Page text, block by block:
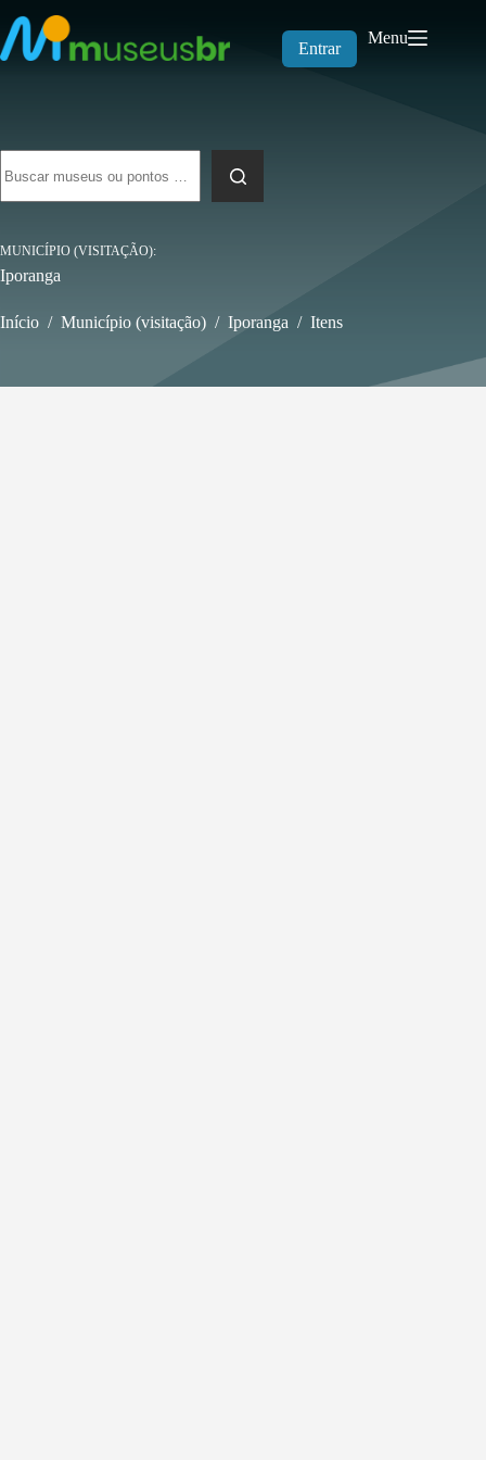
para
o
conteúdo
Entrar
Menu
resultados
MUNICÍPIO (VISITAÇÃO)
Iporanga
Início / Município (visitação) / Iporanga / Itens